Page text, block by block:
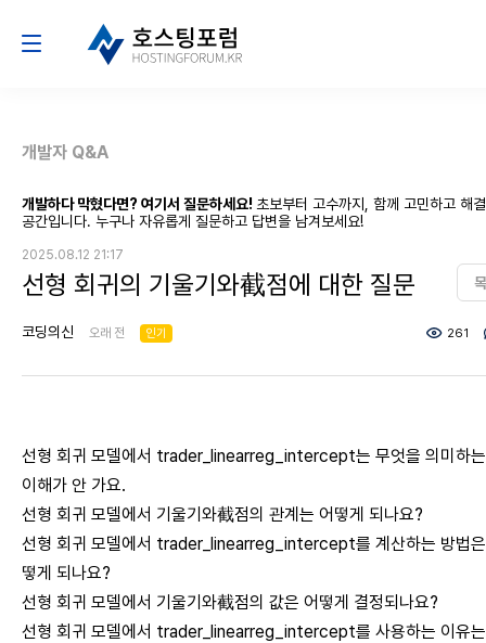
개발자 Q&A
개발하다 막혔다면? 여기서 질문하세요! 초보부터 고수까지, 함께 고민하고 해
공간입니다. 누구나 자유롭게 질문하고 답변을 남겨보세요!
2025.08.12 21:17
선형 회귀의 기울기와截점에 대한 질문
코딩의신 오래 전 인기 261
선형 회귀 모델에서 trader_linearreg_intercept는 무엇을 의미하
이해가 안 가요.
선형 회귀 모델에서 기울기와截점의 관계는 어떻게 되나요?
선형 회귀 모델에서 trader_linearreg_intercept를 계산하는 방법
떻게 되나요?
선형 회귀 모델에서 기울기와截점의 값은 어떻게 결정되나요?
선형 회귀 모델에서 trader_linearreg_intercept를 사용하는 이유